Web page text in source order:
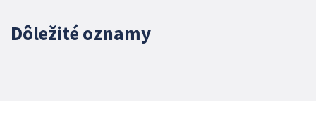
Dôležité oznamy